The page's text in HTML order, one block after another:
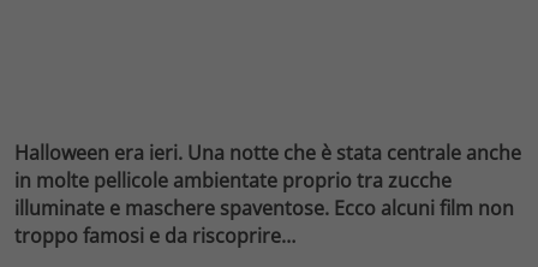
Halloween era ieri. Una notte che è stata centrale anche
in molte pellicole ambientate proprio tra zucche
illuminate e maschere spaventose. Ecco alcuni film non
troppo famosi e da riscoprire…